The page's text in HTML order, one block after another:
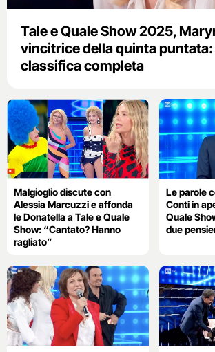
Tale e Quale Show 2025,
vincitrice della quinta puntata:
classifica completa
Malgioglio discute con
Alessia Marcuzzi e affonda
le Donatella a Tale e Quale
Show: “Cantato? Hanno
ragliato”
Le parole
Conti in
Quale
due